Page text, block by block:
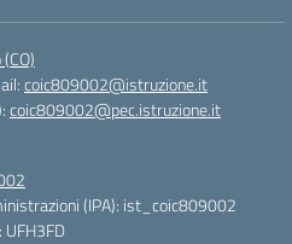
coic809002@istruzione.it
coic809002@pec.istruzione.it
(IPA): ist_coic809002
UFH3FD